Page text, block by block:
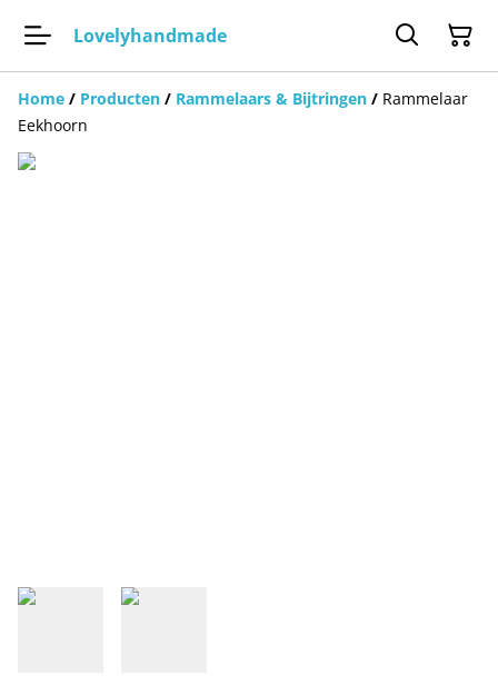
Lovelyhandmade
Home / Producten / Rammelaars & Bijtringen / Rammelaar
Eekhoorn